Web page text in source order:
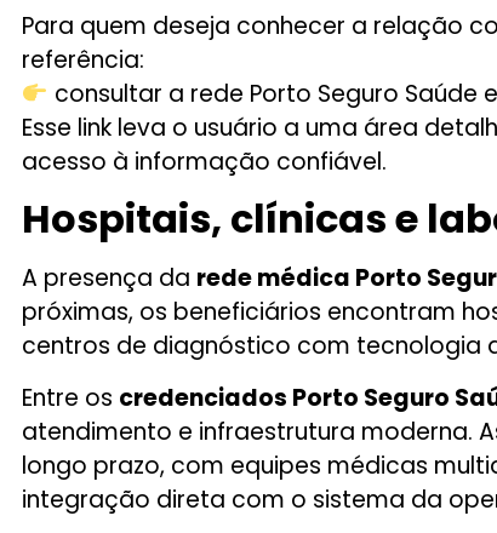
Para quem deseja conhecer a relação
referência:
consultar a rede Porto Seguro Saúde
Esse link leva o usuário a uma área
acesso à informação confiável.
Hospitais, clínicas e
A presença da rede médica Porto
próximas, os beneficiários encontram
centros de diagnóstico com tecnologia
Entre os credenciados Porto Seguro
atendimento e infraestrutura moderna.
longo prazo, com equipes médicas
integração direta com o sistema da